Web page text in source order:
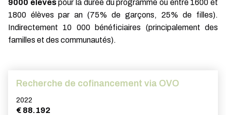
9000 élèvespour la durée du programme ou entre 1600 et
1800 élèves par an (75% de garçons, 25% de filles).
Indirectement 10 000 bénéficiaires (principalement des
familles et des communautés).
Recherche de cofinancement via OVO
2022
€ 88.192